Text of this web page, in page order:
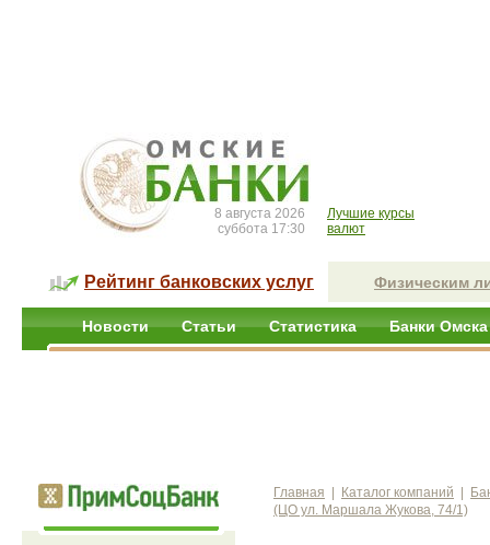
8 августа 2026
суббота 17:30
Лучшие курсы
валют
Рейтинг банковских услуг Физическим
Новости Статьи Статистика Банки Омска
Главная Каталог компаний
(ЦО ул. Маршала Жукова, 74/1)